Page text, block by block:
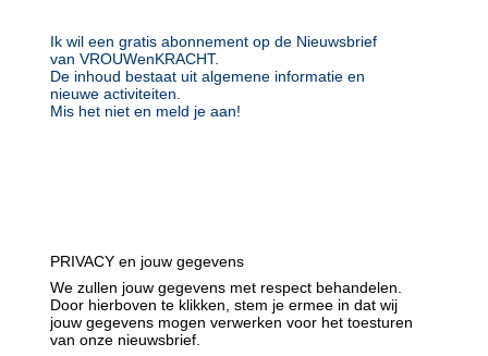
Ik wil een gratis abonnement op de Nieuwsbrief
van VROUWenKRACHT.
De inhoud bestaat uit algemene informatie en
nieuwe activiteiten.
Mis het niet en meld je aan!
PRIVACY en jouw gegevens
We zullen jouw gegevens met respect behandelen.
Door hierboven te klikken, stem je ermee in dat wij
jouw gegevens mogen verwerken voor het toesturen
van onze nieuwsbrief.